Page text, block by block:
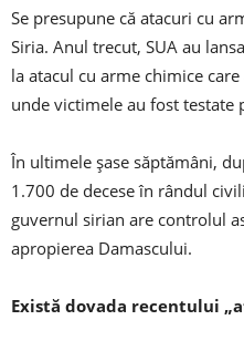
Se presupune că atacuri cu
Siria. Anul trecut, SUA au
la atacul cu arme chimice
unde victimele au fost testate
În ultimele șase săptămâni,
1.700 de decese în rândul
guvernul sirian are controlul
apropierea Damascului.
Există dovada recentului